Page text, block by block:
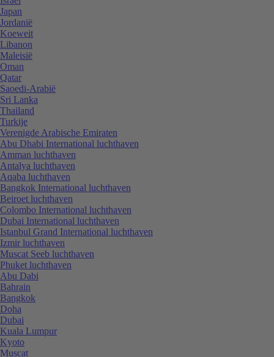
Japan
Jordanië
Koeweit
Libanon
Maleisië
Oman
Qatar
Saoedi-Arabië
Sri Lanka
Thailand
Turkije
Verenigde Arabische Emiraten
Abu Dhabi International luchthaven
Amman luchthaven
Antalya luchthaven
Aqaba luchthaven
Bangkok International luchthaven
Beiroet luchthaven
Colombo International luchthaven
Dubai International luchthaven
Istanbul Grand International luchthaven
Izmir luchthaven
Muscat Seeb luchthaven
Phuket luchthaven
Abu Dabi
Bahrain
Bangkok
Doha
Dubai
Kuala Lumpur
Kyoto
Muscat